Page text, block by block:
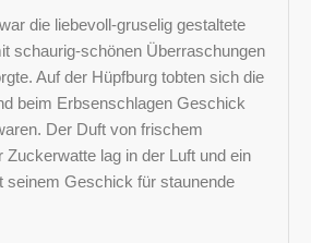
die liebevoll-gruselig gestaltete
schaurig-schönen Überraschungen
Auf der Hüpfburg tobten sich die
beim Erbsenschlagen Geschick
Der Duft von frischem
Zuckerwatte lag in der Luft und ein
seinem Geschick für staunende